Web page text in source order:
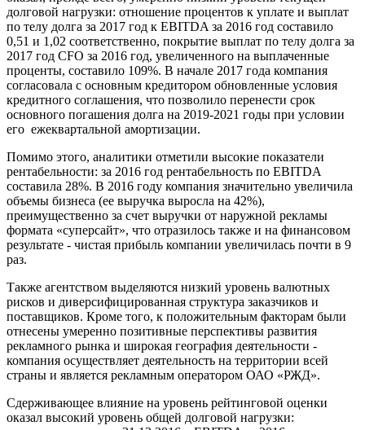
долговой нагрузки: отношение процентов к уплате и выплат
по телу долга за 2017 год к EBITDA за 2016 год составило
0,51 и 1,02 соответственно, покрытие выплат по телу долга за
2017 год CFO за 2016 год, увеличенного на выплаченные
проценты, составило 109%. В начале 2017 года компания
согласовала с основным кредитором обновленные условия
кредитного соглашения, что позволило перенести срок
основного погашения долга на 2019-2021 годы при условии
его ежеквартальной амортизации.
Помимо этого, аналитики отметили высокие показатели
рентабельности: за 2016 год рентабельность по EBITDA
составила 28%. В 2016 году компания значительно увеличила
объемы бизнеса (ее выручка выросла на 42%),
преимущественно за счет выручки от наружной рекламы
формата «суперсайт», что отразилось также и на финансовом
результате - чистая прибыль компании увеличилась почти в 9
раз.
Также агентством выделяются низкий уровень валютных
рисков и диверсифицированная структура заказчиков и
поставщиков. Кроме того, к положительным факторам были
отнесены умеренно позитивные перспективы развития
рекламного рынка и широкая география деятельности -
компания осуществляет деятельность на территории всей
страны и является рекламным оператором ОАО «РЖД».
Сдерживающее влияние на уровень рейтинговой оценки
оказал высокий уровень общей долговой нагрузки: